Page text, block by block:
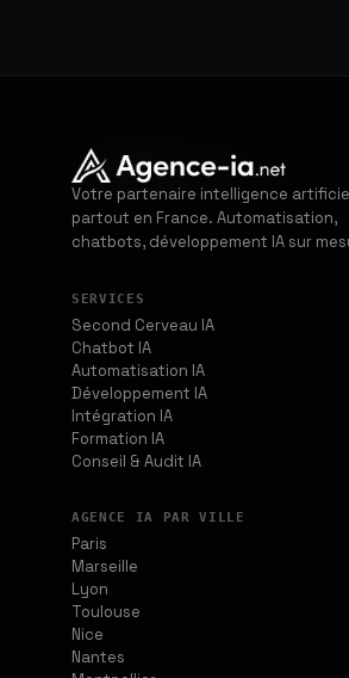
Votre partenaire intelligence
partout en France. Automatisation,
chatbots, développement IA sur
SERVICES
Second Cerveau IA
Chatbot IA
Automatisation IA
Développement IA
Intégration IA
Formation IA
Conseil & Audit IA
AGENCE IA PAR VILLE
Paris
Marseille
Lyon
Toulouse
Nice
Nantes